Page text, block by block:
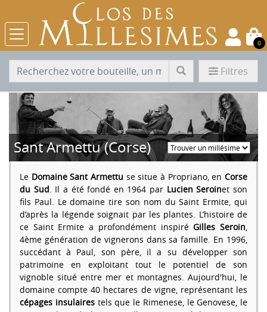
0
Filtres
Sant Armettu (Corse)
Le Domaine Sant Armettu se situe à Propriano, enCorse
du Sud. Il a été fondé en 1964 par Lucien Seroinet son
fils Paul. Le domaine tire son nom du Saint Ermite, qui
d’après la légende soignait par les plantes. L’histoire de
ce Saint Ermite a profondément inspiréGilles Seroin,
4ème génération de vignerons dans sa famille. En 1996,
succédant à Paul, son père, il a su développer son
patrimoine en exploitant tout le potentiel de son
vignoble situé entre mer et montagnes. Aujourd'hui, le
domaine compte 40 hectares de vigne, représentant les
cépages insulairestels que le Rimenese, le Genovese, le